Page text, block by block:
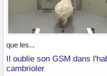
que les...
Il oublie son GSM dans
cambrioler